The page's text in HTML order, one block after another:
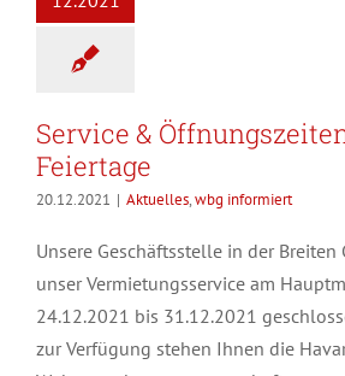
Service &
Feiertage
20.12.2021 | Aktuelles,wbg informiert
Unsere Geschäftsstelle in der Breiten
unser Vermietungsservice am
24.12.2021 bis 31.12.2021
zur Verfügung stehen Ihnen die